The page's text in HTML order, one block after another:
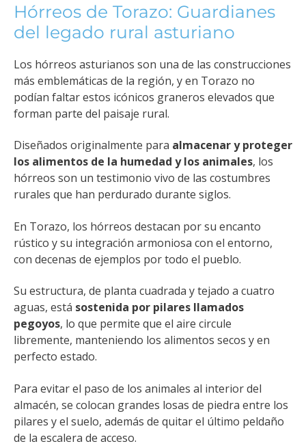
Hórreos de Torazo: Guardianes
del legado rural asturiano
Los hórreos asturianos son una de las construcciones
más emblemáticas de la región, y en Torazo no
podían faltar estos icónicos graneros elevados que
forman parte del paisaje rural.
Diseñados originalmente para almacenar y proteger
los alimentos de la humedad y los animales, los
hórreos son un testimonio vivo de las costumbres
rurales que han perdurado durante siglos.
En Torazo, los hórreos destacan por su encanto
rústico y su integración armoniosa con el entorno,
con decenas de ejemplos por todo el pueblo.
Su estructura, de planta cuadrada y tejado a cuatro
aguas, está sostenida por pilares llamados
pegoyos, lo que permite que el aire circule
libremente, manteniendo los alimentos secos y en
perfecto estado.
Para evitar el paso de los animales al interior del
almacén, se colocan grandes losas de piedra entre los
pilares y el suelo, además de quitar el último peldaño
de la escalera de acceso.